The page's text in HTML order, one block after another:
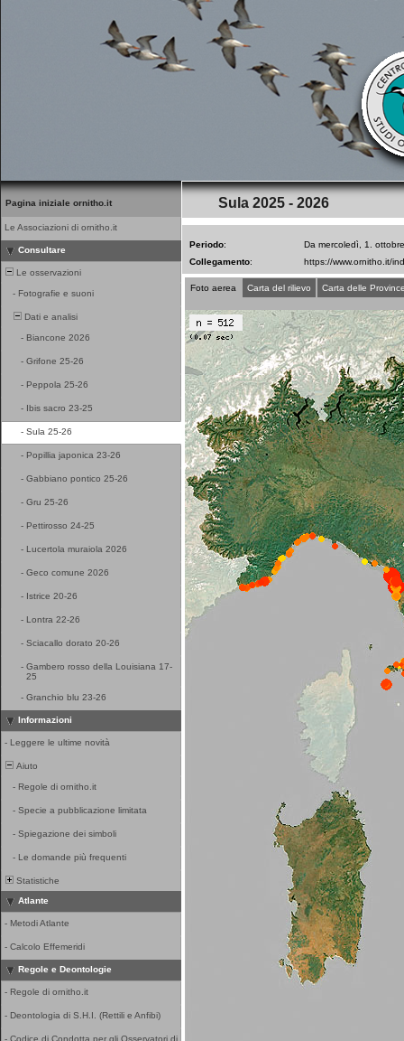
Pagina iniziale ornitho.it
Le Associazioni di ornitho.it
Consultare
Le osservazioni
- Fotografie e suoni
Dati e analisi
- Biancone 2026
- Grifone 25-26
- Peppola 25-26
- Ibis sacro 23-25
- Sula 25-26
- Popillia japonica 23-26
- Gabbiano pontico 25-26
- Gru 25-26
- Pettirosso 24-25
- Lucertola muraiola 2026
- Geco comune 2026
- Istrice 20-26
- Lontra 22-26
- Sciacallo dorato 20-26
- Gambero rosso della Louisiana 17-
25
- Granchio blu 23-26
Informazioni
- Leggere le ultime novità
Aiuto
- Regole di ornitho.it
- Specie a pubblicazione limitata
- Spiegazione dei simboli
- Le domande più frequenti
Statistiche
Atlante
- Metodi Atlante
- Calcolo Effemeridi
Regole e Deontologie
- Regole di ornitho.it
- Deontologia di S.H.I. (Rettili e Anfibi)
- Codice di Condotta per gli Osservatori di
Sula 2025 - 2026
Periodo:
Da mercoledì, 1.
Collegamento:
Foto aerea Carta del rilievo Carta delle